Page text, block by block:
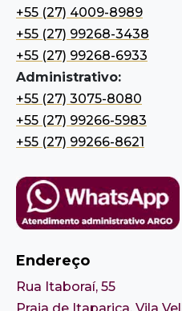
+55 (27) 4009-8989
+55 (27) 99268-3438
+55 (27) 99268-6933
Administrativo:
+55 (27) 3075-8080
+55 (27) 99266-5983
+55 (27) 99266-8621
Endereço
Rua Itaboraí, 55